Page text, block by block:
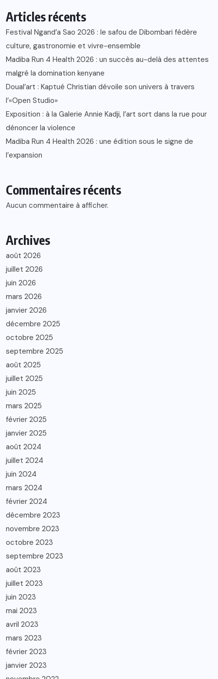
Articles récents
Festival Ngand’a Sao 2026 : le safou de Dibombari fédère
culture, gastronomie et vivre-ensemble
Madiba Run 4 Health 2026 : un succès au-delà des attentes
malgré la domination kenyane
Doual’art : Kaptué Christian dévoile son univers à travers
l’«Open Studio»
Exposition : à la Galerie Annie Kadji, l’art sort dans la rue pour
dénoncer la violence
Madiba Run 4 Health 2026 : une édition sous le signe de
l’expansion
Commentaires récents
Aucun commentaire à afficher.
Archives
août 2026
juillet 2026
juin 2026
mars 2026
janvier 2026
décembre 2025
octobre 2025
septembre 2025
août 2025
juillet 2025
juin 2025
mars 2025
février 2025
janvier 2025
août 2024
juillet 2024
juin 2024
mars 2024
février 2024
décembre 2023
novembre 2023
octobre 2023
septembre 2023
août 2023
juillet 2023
juin 2023
mai 2023
avril 2023
mars 2023
février 2023
janvier 2023